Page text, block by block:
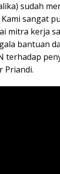
sudah
sangat
mitra kerja
bantuan
terhadap
Priandi.